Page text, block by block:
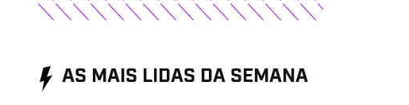
AS MAIS LIDAS DA SEMANA